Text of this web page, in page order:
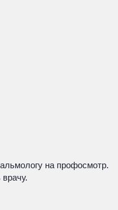
на профосмотр.